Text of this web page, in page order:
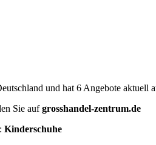
und hat 6 Angebote aktuell
Sie aufgrosshandel-zentrum.de
Kinderschuhe